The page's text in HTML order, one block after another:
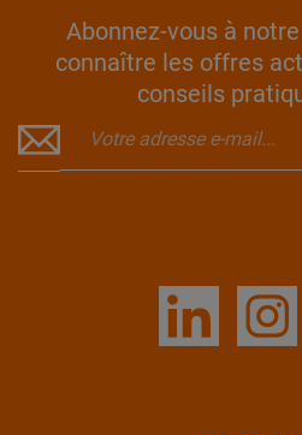
Abonnez-vous à
connaître les offres
conseils